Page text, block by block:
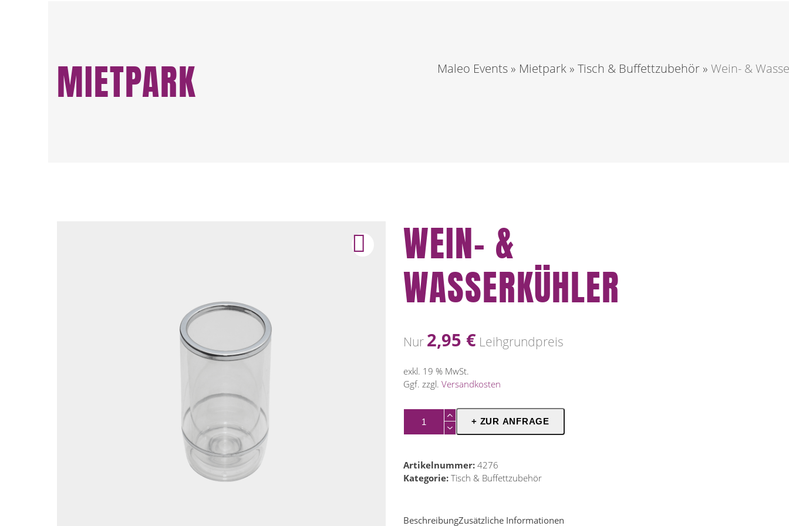
MIETPARK Maleo Events » Mietpark » Tisch & Buffettzubehör » Wein- &
WEIN- &
WASSERKÜHLER
Nur 2,95 € Leihgrundpreis
exkl. 19 % MwSt.
Ggf. zzgl. Versandkosten
+ ZUR ANFRAGE
Artikelnummer: 4276
Kategorie: Tisch & Buffettzubehör
BeschreibungZusätzliche Informationen